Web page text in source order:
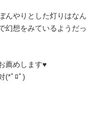
んやりとした灯りはなん
幻想をみているようだっ
薦めします♥
(*ﾟﾛﾟ)